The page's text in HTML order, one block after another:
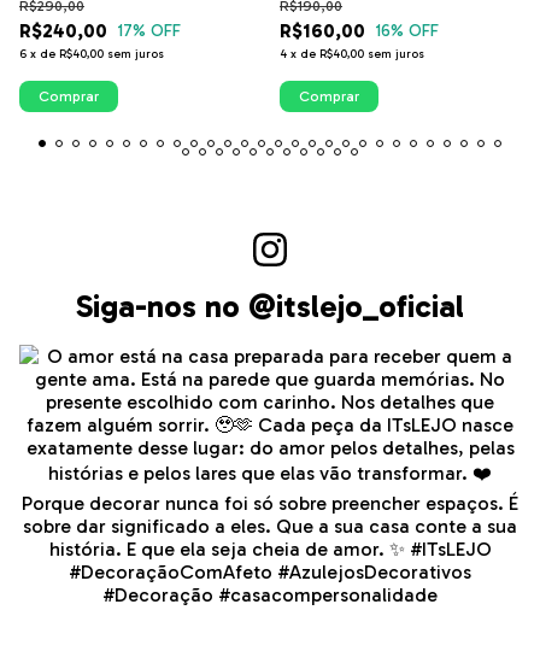
R$240,00
R$290,00
17% OFF
6 x de R$40,00 sem juros
Comprar
R$160,00
R$190,00
16% OFF
4 x de R$40,00 sem juros
Comprar
Siga-nos no @itslejo_oficial